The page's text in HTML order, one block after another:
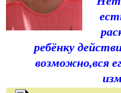
ребёнку
возможно,вся